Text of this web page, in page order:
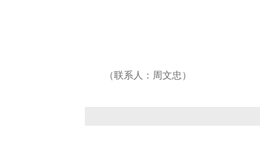
（联系人：周文忠）